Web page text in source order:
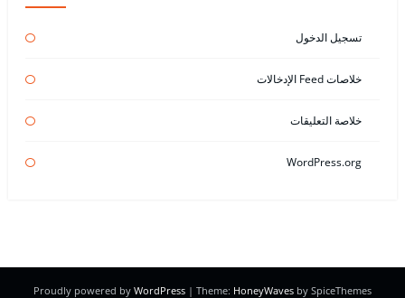
تسجيل الدخول
خلاصات Feed الإدخالات
خلاصة التعليقات
WordPress.org
Proudly powered by WordPress | Theme: HoneyWaves by SpiceThemes